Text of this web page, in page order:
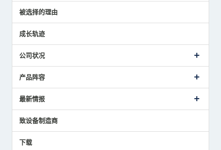
解决方案建议
被选择的理由
成长轨迹
公司状况
致词
主要获奖经历
国家/地区/语言
产品阵容
对刀仪
气压式精密定位传感器
最新情报
美德龙的技术
员工博客
致设备制造商
下载